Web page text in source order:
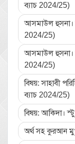
ব্যাচ 2024/25)
আসমাউল হুসনা।
2024/25)
আসমাউল হুসনা।
2024/25)
বিষয়: সাহাবী
ব্যাচ 2024/25)
বিষয়: আকিদা।
অর্থ সহ কুরআন